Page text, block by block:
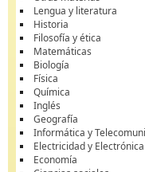
Lengua y literatura
Historia
Filosofía y ética
Matemáticas
Biología
Física
Química
Inglés
Geografía
Informática y
Electricidad y Electrónica
Economía